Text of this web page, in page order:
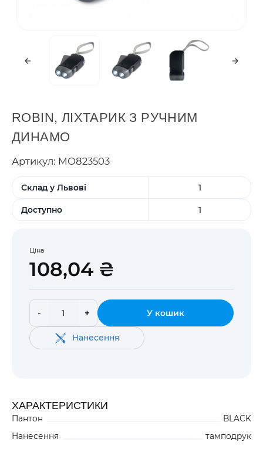
ROBIN, ЛІХТАРИК З РУЧНИМ
ДИНАМО
Артикул: MO823503
Склад у Львові 1
Доступно 1
Ціна
108,04 ₴
- + У кошик
Нанесення
ХАРАКТЕРИСТИКИ
Пантон
BLACK
Нанесення
тамподрук